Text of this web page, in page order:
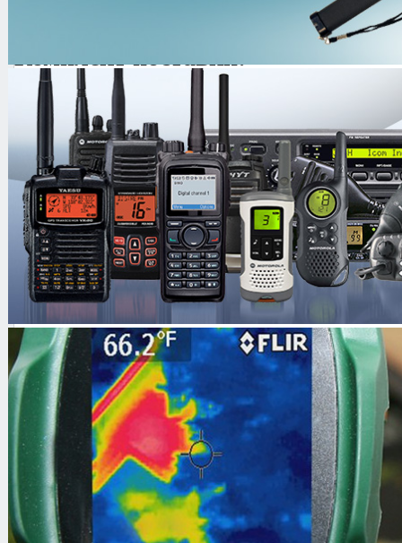
Микрофон
Инструкция
Упаковка
Описание:
Kenwood KMC-38GPS- динамик-
GPS-модулем для радиостанций
соответствует стандартам IP 54/
Данная гарнитура KMC-38GPS
эксплуатации в экстремальных
(нефтеперерабатывающая отрасли,
промышленность, аварийные
т.д.).
Kenwood KMC-38GPS
радиовещание и не нуждается в